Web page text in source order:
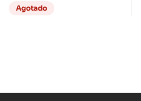
Agotado